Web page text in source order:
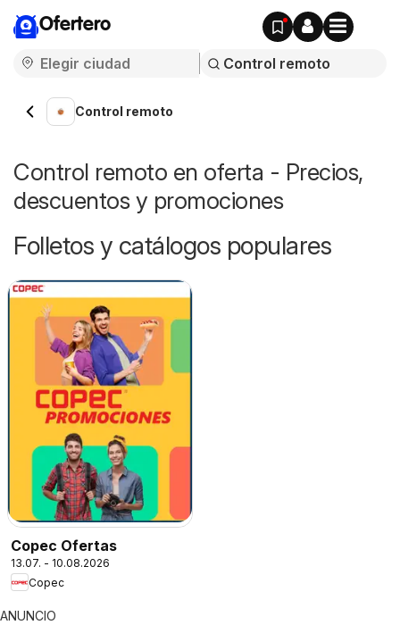
Ofertero
Control remoto
Control remoto en oferta - Precios,
descuentos y promociones
Folletos y catálogos populares
Copec Ofertas
13.07. - 10.08.2026
Copec
ANUNCIO